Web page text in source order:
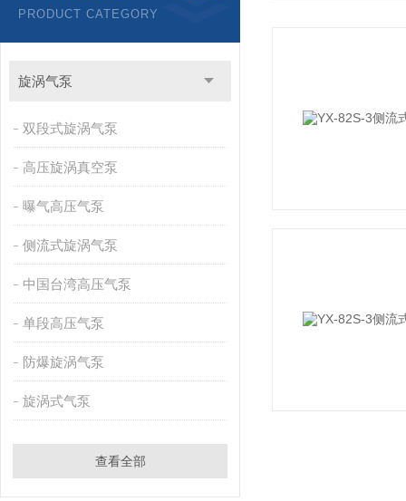
PRODUCT CATEGORY
旋涡气泵
双段式旋涡气泵
高压旋涡真空泵
曝气高压气泵
侧流式旋涡气泵
中国台湾高压气泵
单段高压气泵
防爆旋涡气泵
旋涡式气泵
查看全部